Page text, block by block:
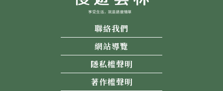
聯絡我們
網站導覽
隱私權聲明
著作權聲明